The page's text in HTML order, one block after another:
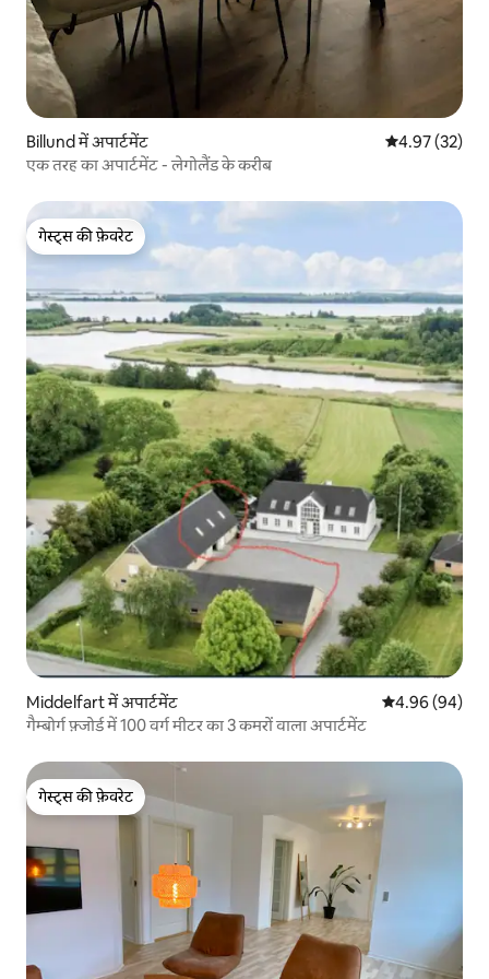
Billund में अपार्टमेंट औसत रेटिंग 5 में
4.97 (32)
एक तरह का अपार्टमेंट - लेगोलैंड के करीब
गेस्ट्स की फ़ेवरेट
गेस्ट्स की फ़ेवरेट
Middelfart में अपार्टमेंट औसत रेटिंग 5 में
4.96 (94)
गैम्बोर्ग फ़्जोर्ड में 100 वर्ग मीटर का 3 कमरों वाला अपार्टमेंट
गेस्ट्स की फ़ेवरेट
गेस्ट्स की फ़ेवरेट